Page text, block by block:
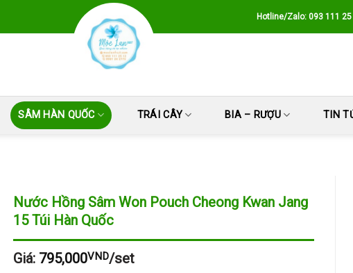
Hotline/Zalo: 093 111
SÂM HÀN QUỐC TRÁI CÂY BIA – RƯỢU TIN
Nước Hồng Sâm Won Pouch Cheong Kwan Jang
15 Túi Hàn Quốc
Giá: 795,000VND/set